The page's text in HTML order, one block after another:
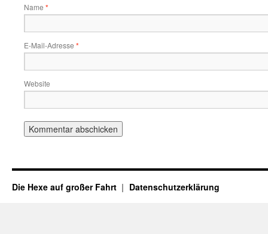
Name *
E-Mail-Adresse *
Website
Die Hexe auf großer Fahrt Datenschutzerklärung